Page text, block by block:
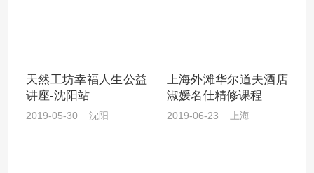
天然工坊幸福人生公益
讲座-沈阳站
2019-05-30 沈阳
上海外滩华尔道夫酒店
淑媛名仕精修课程
2019-06-23 上海